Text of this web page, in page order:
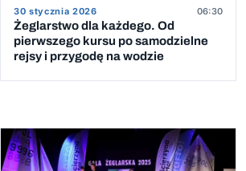
30 stycznia 2026 06:30
Żeglarstwo dla każdego. Od
pierwszego kursu po samodzielne
rejsy i przygodę na wodzie